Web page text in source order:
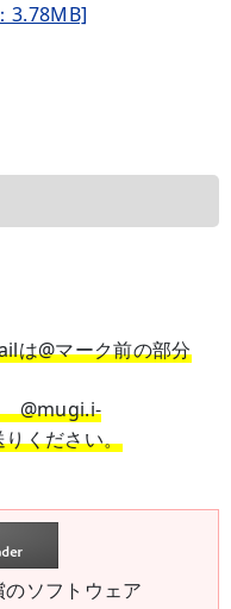
3.78MB]
は@マーク前の部分
@mugi.i-
ください。
ソフトウェア